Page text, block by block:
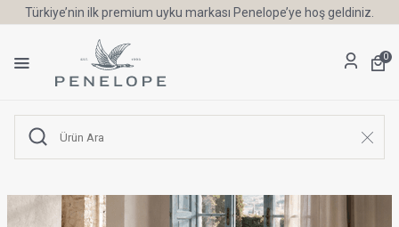
Türkiye’nin ilk premium uyku markası Penelope’ye hoş geldiniz.
0